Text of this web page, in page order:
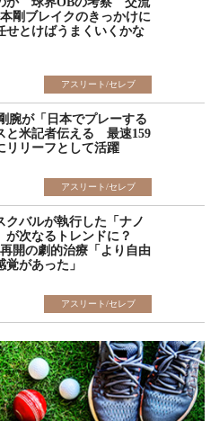
剛ブレイクのきっかけに
せとけばうまくいくかな
アスリート/セレブ
腕が「日本でプレーする
と米記者伝える 最速159
リーフとして活躍
アスリート/セレブ
クバルが執行した「ナノ
が次なるトレンドに？
開の劇的治療「より自由
があった」
アスリート/セレブ